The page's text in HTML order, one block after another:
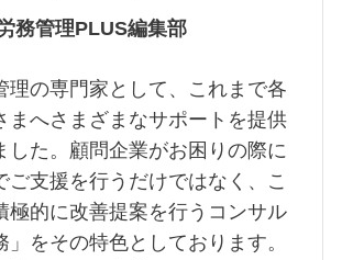
務管理PLUS編集部
理の専門家として、これまで各
まへさまざまなサポートを提供
した。顧問企業がお困りの際に
ご支援を行うだけではなく、こ
極的に改善提案を行うコンサル
」をその特色としております。